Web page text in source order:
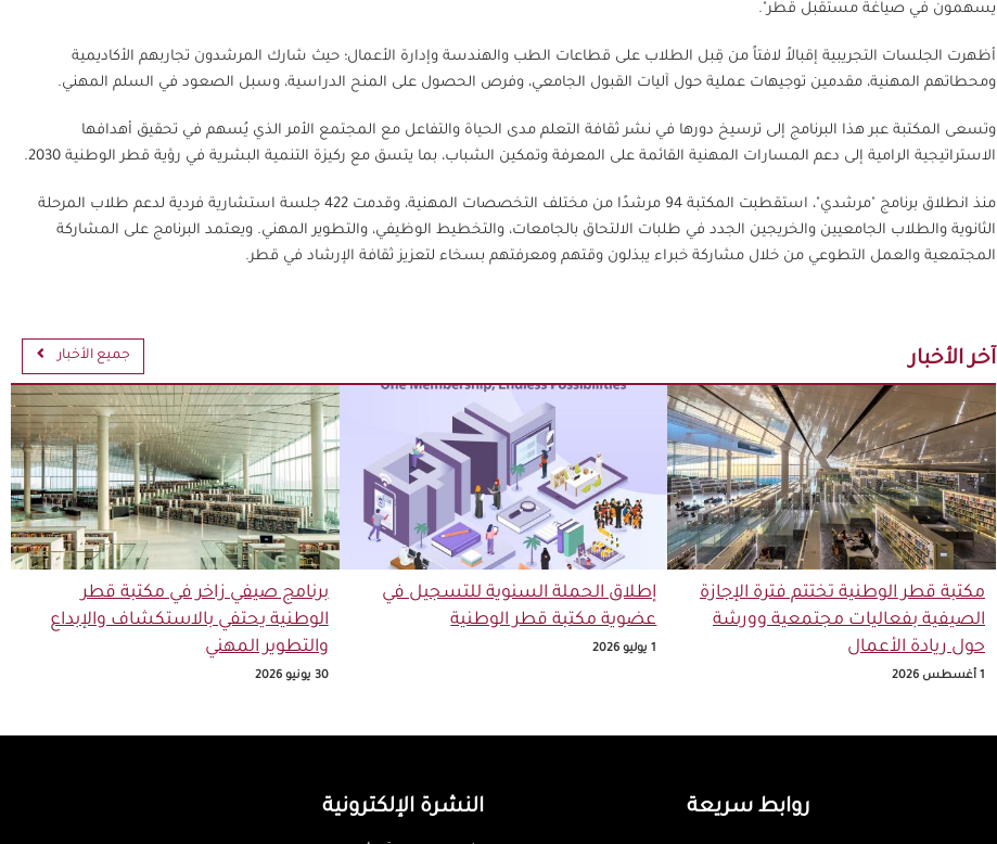
يسهمون في صياغة مستقبل قطر".
أظهرت الجلسات التجريبية إقبالاً لافتاً من قِبل الطلاب على قطاعات الطب والهندسة وإدارة الأعمال؛ حيث شارك المرشدون تجاربهم الأكاديمية
ومحطاتهم المهنية، مقدمين توجيهات عملية حول آليات القبول الجامعي، وفرص الحصول على المنح الدراسية، وسبل الصعود في السلم المهني.
وتسعى المكتبة عبر هذا البرنامج إلى ترسيخ دورها في نشر ثقافة التعلم مدى الحياة والتفاعل مع المجتمع الأمر الذي يُسهم في تحقيق أهدافها
الاستراتيجية الرامية إلى دعم المسارات المهنية القائمة على المعرفة وتمكين الشباب، بما يتسق مع ركيزة التنمية البشرية في رؤية قطر الوطنية 2030.
منذ انطلاق برنامج "مرشدي"، استقطبت المكتبة 94 مرشدًا من مختلف التخصصات المهنية، وقدمت 422 جلسة استشارية فردية لدعم طلاب المرحلة
الثانوية والطلاب الجامعيين والخريجين الجدد في طلبات الالتحاق بالجامعات، والتخطيط الوظيفي، والتطوير المهني. ويعتمد البرنامج على المشاركة
المجتمعية والعمل التطوعي من خلال مشاركة خبراء يبذلون وقتهم ومعرفتهم بسخاء لتعزيز ثقافة الإرشاد في قطر.
آخر الأخبار جميع الأخبار
مكتبة قطر الوطنية تختتم فترة الإجازة
الصيفية بفعاليات مجتمعية وورشة
حول ريادة الأعمال
1 أغسطس 2026
إطلاق الحملة السنوية للتسجيل في
عضوية مكتبة قطر الوطنية
1 يوليو 2026
برنامج صيفي زاخر في مكتبة قطر
الوطنية يحتفي بالاستكشاف والإبداع
والتطوير المهني
30 يونيو 2026
روابط سريعة النشرة الإلكترونية